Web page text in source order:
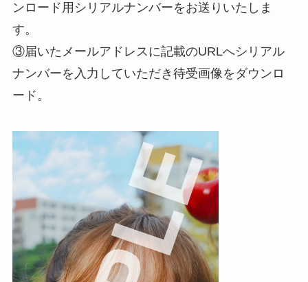
ンロード用シリアルナンバーをお送りいたしま
す。
③届いたメールアドレスに記載のURLへシリアル
ナンバーを入力していただき待受画像をダウンロ
ード。